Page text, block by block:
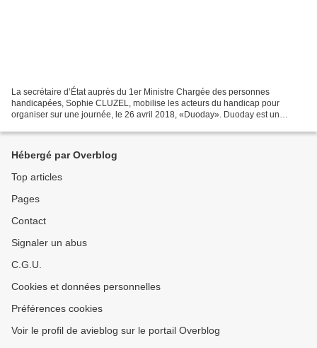
La secrétaire d’État auprès du 1er Ministre Chargée des personnes
handicapées, Sophie CLUZEL, mobilise les acteurs du handicap pour
organiser sur une journée, le 26 avril 2018, «Duoday». Duoday est un
Hébergé par Overblog
Top articles
Pages
Contact
Signaler un abus
C.G.U.
Cookies et données personnelles
Préférences cookies
Voir le profil de avieblog sur le portail Overblog